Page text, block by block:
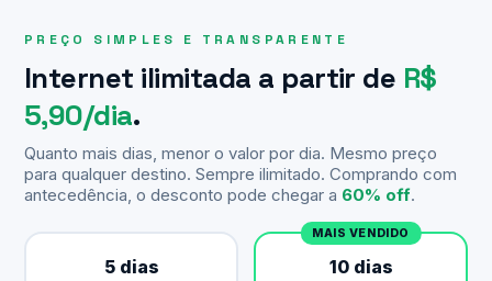
PREÇO SIMPLES E TRANSPARENTE
Internet ilimitada a partir de R$
5,90/dia.
Quanto mais dias, menor o valor por dia. Mesmo preço
para qualquer destino. Sempre ilimitado. Comprando com
antecedência, o desconto pode chegar a 60% off.
5 dias
MAIS VENDIDO
10 dias